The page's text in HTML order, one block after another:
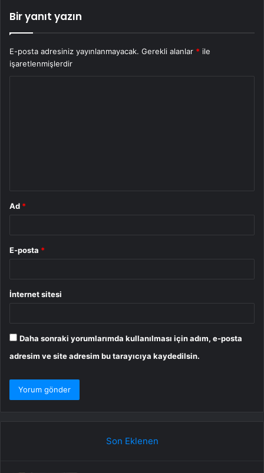
Bir yanıt yazın
E-posta adresiniz yayınlanmayacak. Gerekli alanlar * ile
işaretlenmişlerdir
Ad *
E-posta *
İnternet sitesi
Daha sonraki yorumlarımda kullanılması için adım, e-posta
adresim ve site adresim bu tarayıcıya kaydedilsin.
Son Eklenen